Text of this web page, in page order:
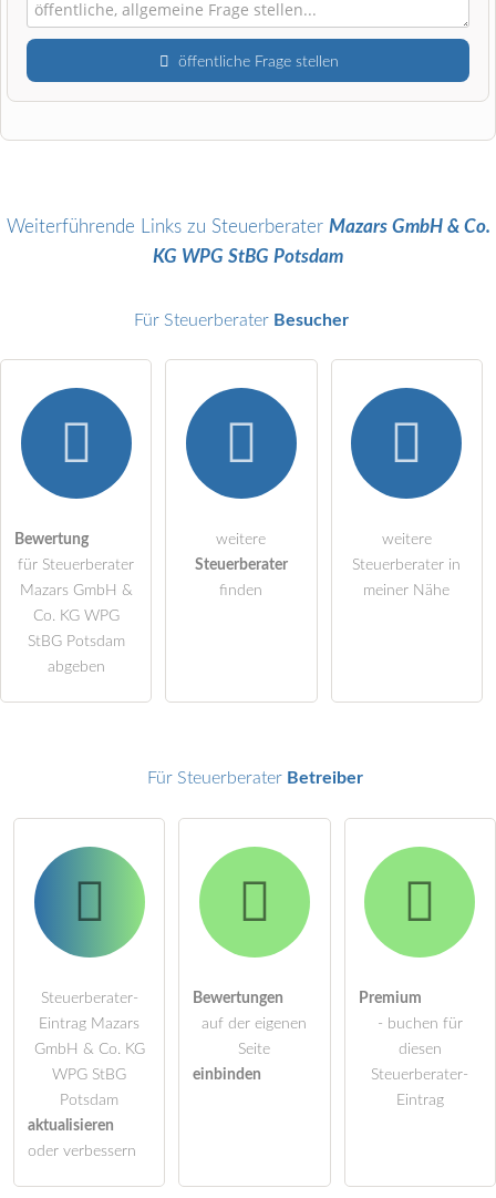
öffentliche Frage stellen
Name
Hiermit akzeptiere ich die
DieDatenschutzerklärung habe ich zur Kenntnis genommen.
öffentliche Frage stellen Abbrechen
Hinweis:Bitte beachten Sie, öffentliche Fragen sindfür alle
Besucher sichtbar
Klicken Sie hier um eine
Steuerberater-Eintrag zu stellen
Weiterführende Links zu Steuerberater Mazars GmbH & Co.
KG WPG StBG Potsdam
Für Steuerberater Besucher
Bewertung
für Steuerberater
Mazars GmbH &
Co. KG WPG
StBG Potsdam
abgeben
weitere
Steuerberater
finden
weitere
Steuerberater in
meiner Nähe
Für Steuerberater Betreiber
Steuerberater-
Eintrag Mazars
GmbH & Co. KG
WPG StBG
Potsdam
aktualisieren
oder verbessern
Bewertungen
auf der eigenen
Seite
einbinden
Premium
- buchen für
diesen
Steuerberater-
Eintrag